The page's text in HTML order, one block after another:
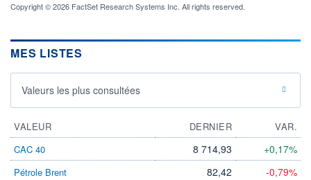
- -
DIVIDENDE
0,00 CAD
DERNIER
DIVIDENDE
ÉLIGIBILITÉ
Non éligible
Boursobank
+ LISTE
Copyright © 2026 FactSet Research Systems Inc. All rights reserved.
MES LISTES
Valeurs les plus consultées
VALEUR DERNIER
VAR.
CAC 40
8 714,93 +0,17%
Pétrole Brent 82,42 -0,79%